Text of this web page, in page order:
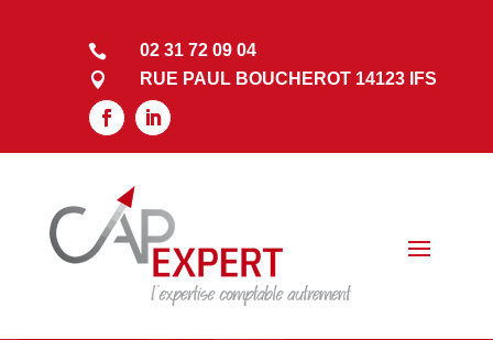

02 31 72 09 04

RUE PAUL BOUCHEROT 14123 IFS